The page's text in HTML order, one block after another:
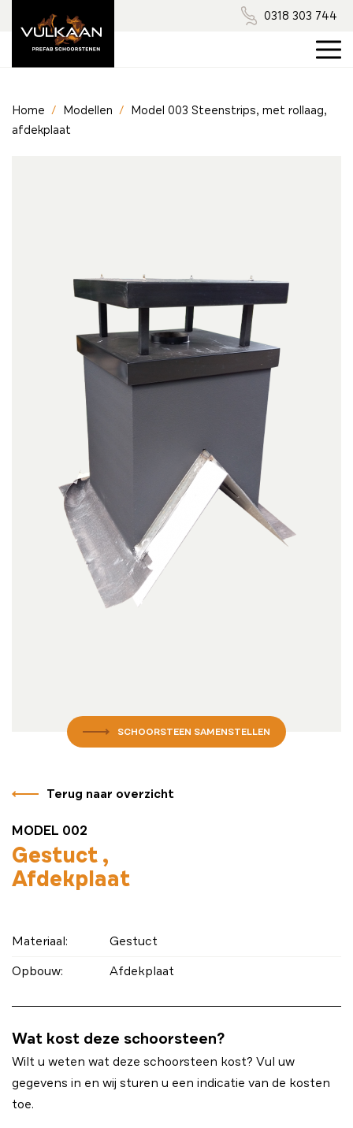
0318 303 744
Home / Modellen / Model 003 Steenstrips, met rollaag,
afdekplaat
SCHOORSTEEN SAMENSTELLEN
Terug naar overzicht
MODEL 002
Gestuct
Afdekplaat
Materiaal:
Gestuct
Opbouw:
Afdekplaat
Wat kost deze schoorsteen?
Wilt u weten wat deze schoorsteen kost? Vul uw
gegevens in en wij sturen u een indicatie van de kosten
toe.